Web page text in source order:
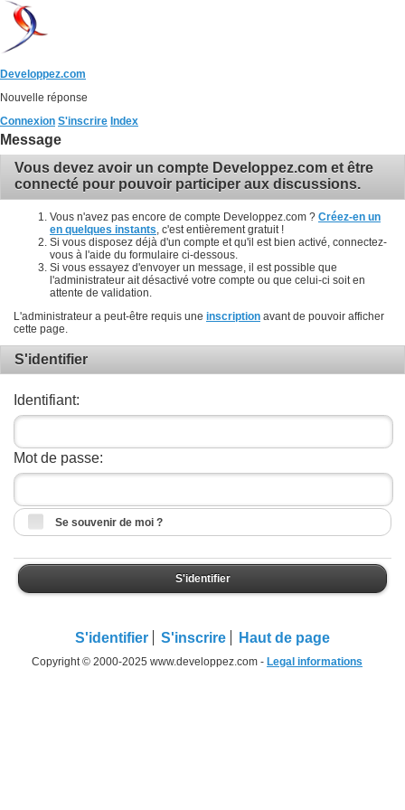
Developpez.com
Nouvelle réponse
Connexion S'inscrire Index
Message
Vous devez avoir un compte Developpez.com et être
connecté pour pouvoir participer aux discussions.
Vous n'avez pas encore de compte Developpez.com ? Créez-en un
en quelques instants , c'est entièrement gratuit !
Si vous disposez déjà d'un compte et qu'il est bien activé, connectez-
vous à l'aide du formulaire ci-dessous.
Si vous essayez d'envoyer un message, il est possible que
l'administrateur ait désactivé votre compte ou que celui-ci soit en
attente de validation.
L'administrateur a peut-être requis une inscription avant de pouvoir afficher
cette page.
S'identifier
Identifiant:
Mot de passe:
Se souvenir de moi ?
S'identifier
S'identifier S'inscrire Haut de page
Copyright © 2000-2025 www.developpez.com - Legal informations